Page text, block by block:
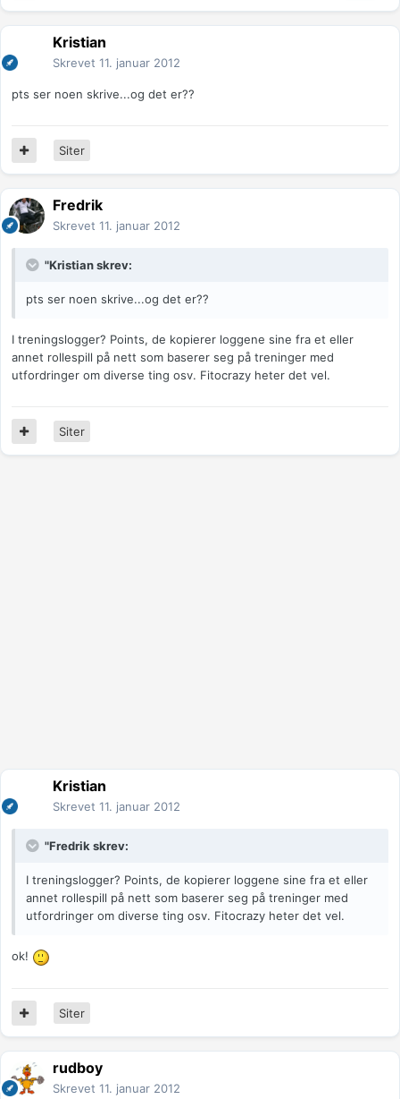
Kristian
Skrevet 11. januar 2012
pts ser noen skrive...og det er??
Siter
Fredrik
Skrevet 11. januar 2012
"Kristian skrev:
pts ser noen skrive...og det er??
I treningslogger? Points, de kopierer loggene sine fra et eller
annet rollespill på nett som baserer seg på treninger med
utfordringer om diverse ting osv. Fitocrazy heter det vel.
Siter
Kristian
Skrevet 11. januar 2012
"Fredrik skrev:
I treningslogger? Points, de kopierer loggene sine fra et eller
annet rollespill på nett som baserer seg på treninger med
utfordringer om diverse ting osv. Fitocrazy heter det vel.
ok!
Siter
rudboy
Skrevet 11. januar 2012